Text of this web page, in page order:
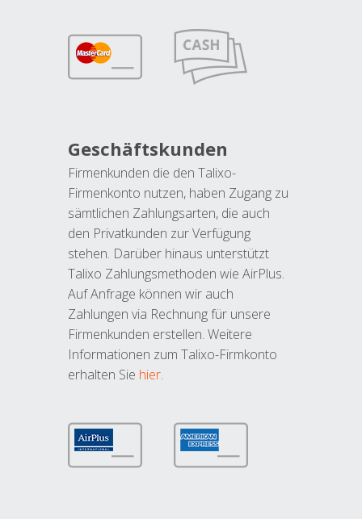
Geschäftskunden
Firmenkunden die den Talixo-
Firmenkonto nutzen, haben Zugang zu
sämtlichen Zahlungsarten, die auch
den Privatkunden zur Verfügung
stehen. Darüber hinaus unterstützt
Talixo Zahlungsmethoden wie AirPlus.
Auf Anfrage können wir auch
Zahlungen via Rechnung für unsere
Firmenkunden erstellen. Weitere
Informationen zum Talixo-Firmkonto
erhalten Sie hier.